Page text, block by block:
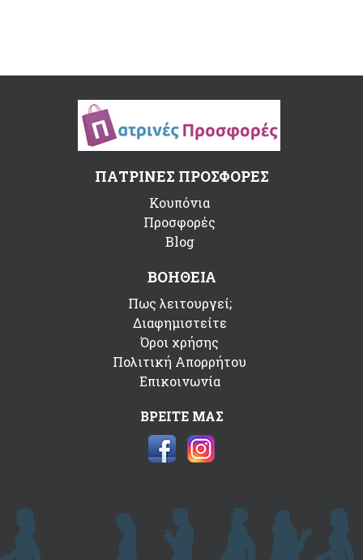
ΠΑΤΡΙΝΕΣ ΠΡΟΣΦΟΡΕΣ
Κουπόνια
Προσφορές
Blog
ΒΟΗΘΕΙΑ
Πως λειτουργεί;
Διαφημιστείτε
Όροι χρήσης
Πολιτική Απορρήτου
Επικοινωνία
ΒΡΕΙΤΕ ΜΑΣ